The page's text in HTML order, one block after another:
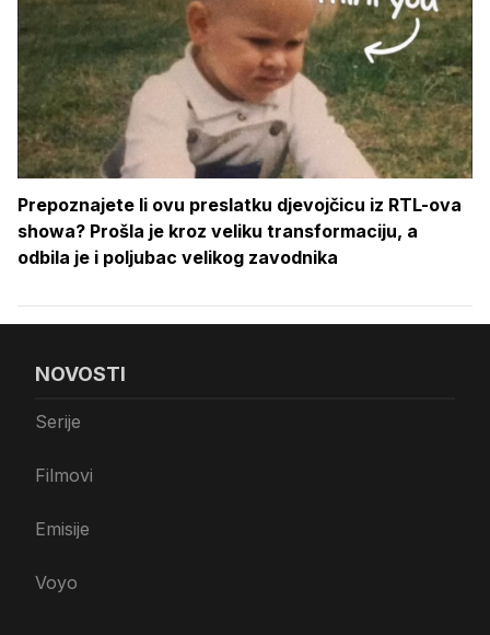
Prepoznajete li ovu preslatku djevojčicu iz RTL-ova
showa? Prošla je kroz veliku transformaciju, a
odbila je i poljubac velikog zavodnika
NOVOSTI
Serije
Filmovi
Emisije
Voyo